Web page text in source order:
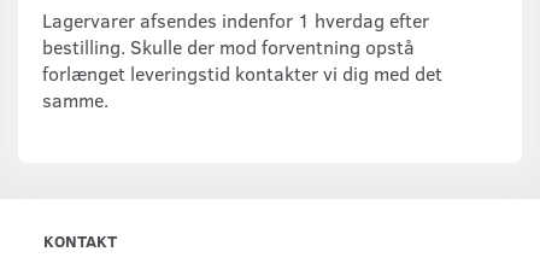
Lagervarer afsendes indenfor 1 hverdag efter
bestilling. Skulle der mod forventning opstå
forlænget leveringstid kontakter vi dig med det
samme.
KONTAKT